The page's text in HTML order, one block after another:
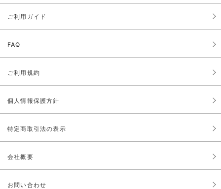
ご利用ガイド
FAQ
ご利用規約
個人情報保護方針
特定商取引法の表示
会社概要
お問い合わせ